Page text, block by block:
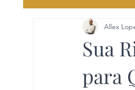
Política Nacional
Sua
para
Allex